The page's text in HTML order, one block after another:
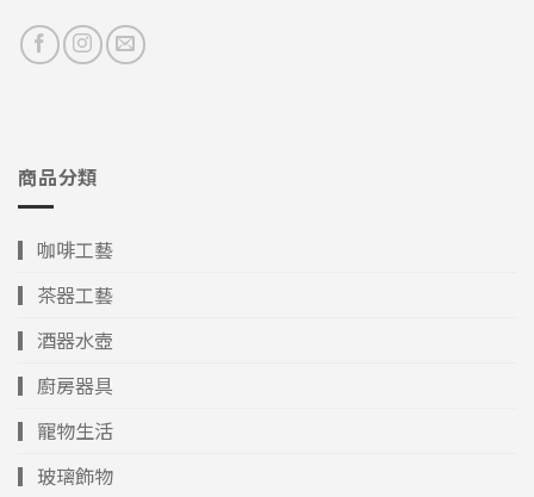
商品分類
▎咖啡工藝
▎茶器工藝
▎酒器水壺
▎廚房器具
▎寵物生活
▎玻璃飾物